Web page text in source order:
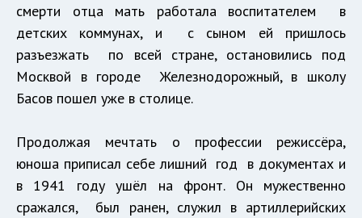
смерти отца мать работала воспитателем в
детских коммунах, и с сыном ей пришлось
разъезжать по всей стране, остановились под
Москвой в городе Железнодорожный, в школу
Басов пошел уже в столице.
Продолжая мечтать о профессии режиссёра,
юноша приписал себе лишний год в документах и
в 1941 году ушёл на фронт. Он мужественно
сражался, был ранен, служил в артиллерийских